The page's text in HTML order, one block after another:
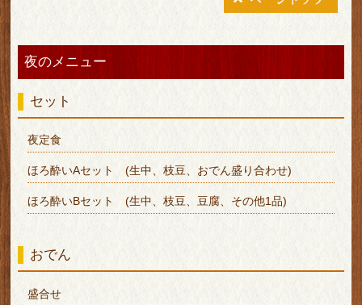
夜のメニュー
セット
夜定食
ほろ酔いAセット (生中、枝豆、おでん盛り合わせ)
ほろ酔いBセット (生中、枝豆、豆腐、その他1品)
おでん
盛合せ